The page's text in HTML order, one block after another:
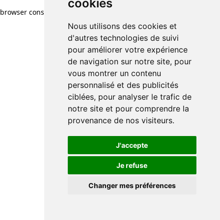
cookies
Nous utilisons des cookies et
d'autres technologies de suivi
pour améliorer votre expérience
de navigation sur notre site, pour
vous montrer un contenu
personnalisé et des publicités
ciblées, pour analyser le trafic de
notre site et pour comprendre la
provenance de nos visiteurs.
J'accepte
Je refuse
Changer mes préférences
browser console for more information)